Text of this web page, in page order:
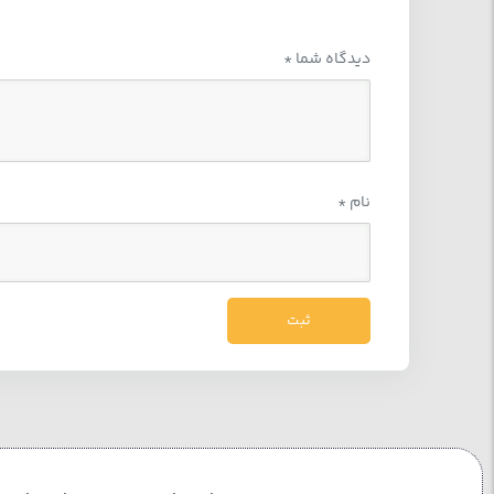
دیدگاه شما *
نام *